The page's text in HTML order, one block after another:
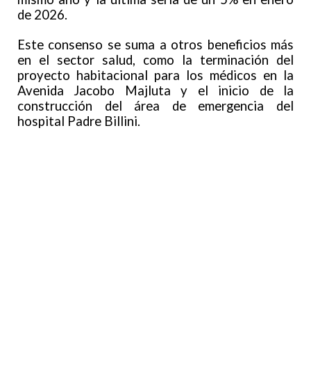
de 2026.
Este consenso se suma a otros beneficios más
en el sector salud, como la terminación del
proyecto habitacional para los médicos en la
Avenida Jacobo Majluta y el inicio de la
construcción del área de emergencia del
hospital Padre Billini.